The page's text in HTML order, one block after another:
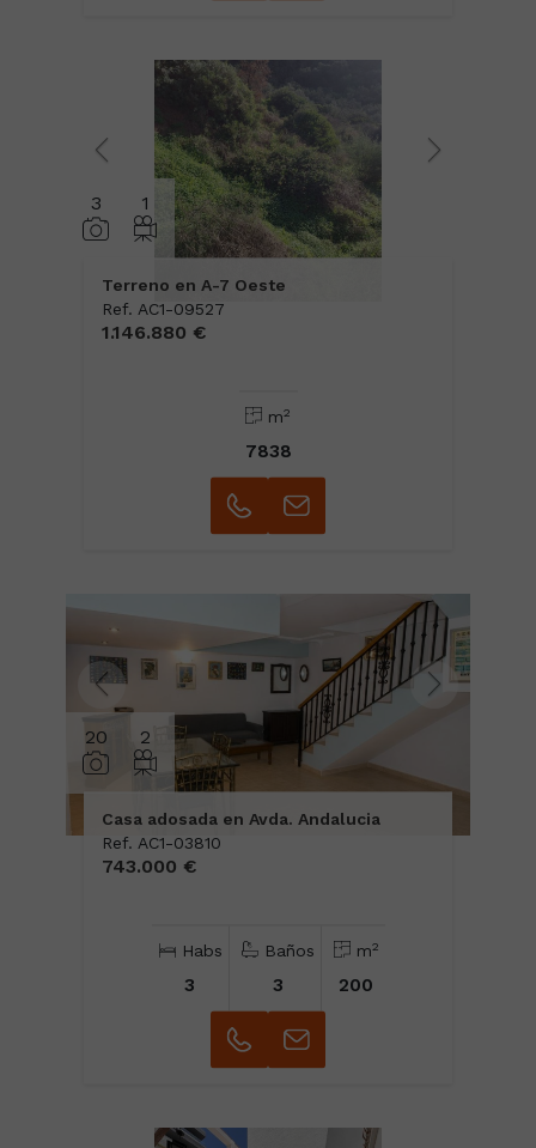
3 1
Terreno en A-7 Oeste
Ref. AC1-09527
1.146.880 €
m2
7838
20 2
Casa adosada en Avda. Andalucia
Ref. AC1-03810
743.000 €
Habs
3
Baños
3
m2
200